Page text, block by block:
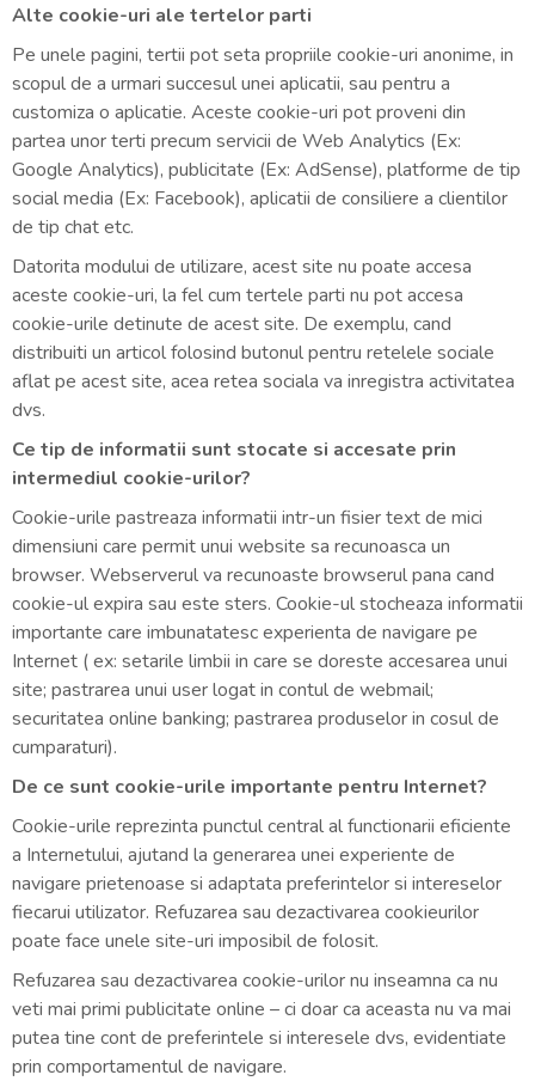
Alte cookie-uri ale tertelor parti
Pe unele pagini, tertii pot seta propriile cookie-uri anonime, in
scopul de a urmari succesul unei aplicatii, sau pentru a
customiza o aplicatie. Aceste cookie-uri pot proveni din
partea unor terti precum servicii de Web Analytics (Ex:
Google Analytics), publicitate (Ex: AdSense), platforme de tip
social media (Ex: Facebook), aplicatii de consiliere a clientilor
de tip chat etc.
Datorita modului de utilizare, acest site nu poate accesa
aceste cookie-uri, la fel cum tertele parti nu pot accesa
cookie-urile detinute de acest site. De exemplu, cand
distribuiti un articol folosind butonul pentru retelele sociale
aflat pe acest site, acea retea sociala va inregistra activitatea
dvs.
Ce tip de informatii sunt stocate si accesate prin
intermediul cookie-urilor?
Cookie-urile pastreaza informatii intr-un fisier text de mici
dimensiuni care permit unui website sa recunoasca un
browser. Webserverul va recunoaste browserul pana cand
cookie-ul expira sau este sters. Cookie-ul stocheaza informatii
importante care imbunatatesc experienta de navigare pe
Internet ( ex: setarile limbii in care se doreste accesarea unui
site; pastrarea unui user logat in contul de webmail;
securitatea online banking; pastrarea produselor in cosul de
cumparaturi).
De ce sunt cookie-urile importante pentru Internet?
Cookie-urile reprezinta punctul central al functionarii eficiente
a Internetului, ajutand la generarea unei experiente de
navigare prietenoase si adaptata preferintelor si intereselor
fiecarui utilizator. Refuzarea sau dezactivarea cookieurilor
poate face unele site-uri imposibil de folosit.
Refuzarea sau dezactivarea cookie-urilor nu inseamna ca nu
veti mai primi publicitate online – ci doar ca aceasta nu va mai
putea tine cont de preferintele si interesele dvs, evidentiate
prin comportamentul de navigare.